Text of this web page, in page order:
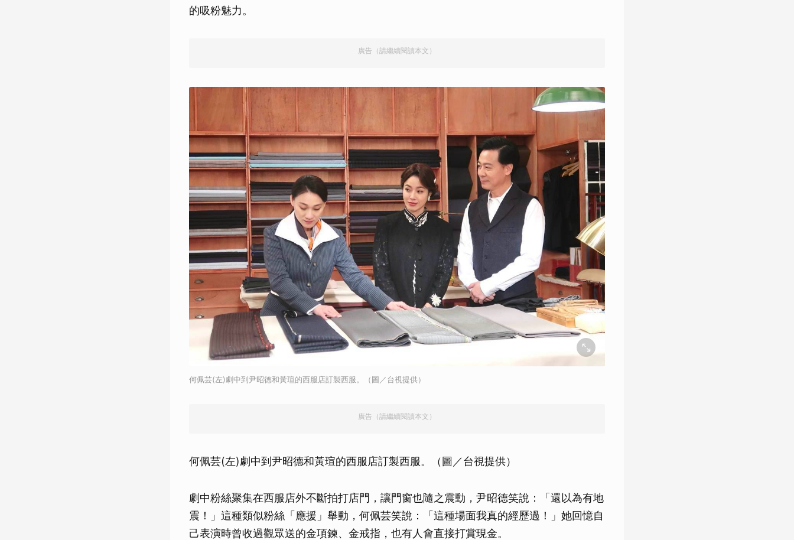
的吸粉魅力。
廣告（請繼續閱讀本文）
何佩芸(左)劇中到尹昭德和黃瑄的西服店訂製西服。（圖／台視提供）
廣告（請繼續閱讀本文）
何佩芸(左)劇中到尹昭德和黃瑄的西服店訂製西服。（圖／台視提供）
劇中粉絲聚集在西服店外不斷拍打店門，讓門窗也隨之震動，尹昭德笑說：「還以為有地
震！」這種類似粉絲「應援」舉動，何佩芸笑說：「這種場面我真的經歷過！」她回憶自
己表演時曾收過觀眾送的金項鍊、金戒指，也有人會直接打賞現金。